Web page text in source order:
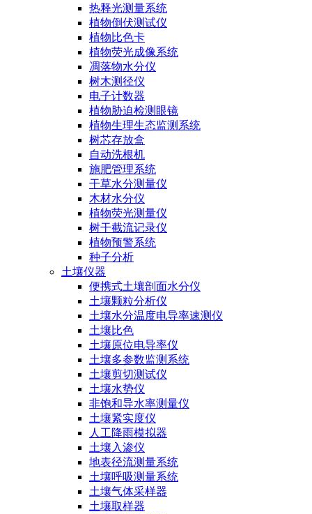
热释光测量系统
植物倒伏测试仪
植物比色卡
植物荧光成像系统
凋落物水分仪
树木测径仪
电子计数器
植物胁迫检测眼镜
植物生理生态监测系统
树芯存放盒
自动洗根机
施肥管理系统
干草水分测量仪
木材水分仪
植物荧光测量仪
树干截流记录仪
植物预警系统
种子分析
土壤仪器
便携式土壤剖面水分仪
土壤颗粒分析仪
土壤水分温度电导率速测仪
土壤比色
土壤原位电导率仪
土壤多参数监测系统
土壤剪切测试仪
土壤水势仪
非饱和导水率测量仪
土壤紧实度仪
人工降雨模拟器
土壤入渗仪
地表径流测量系统
土壤呼吸测量系统
土壤气体采样器
土壤取样器